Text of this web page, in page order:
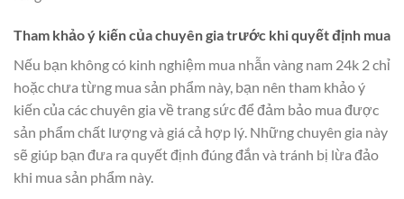
Tham khảo ý kiến của chuyên gia trước khi quyết định mua
Nếu bạn không có kinh nghiệm mua nhẫn vàng nam 24k 2 chỉ
hoặc chưa từng mua sản phẩm này, bạn nên tham khảo ý
kiến của các chuyên gia về trang sức để đảm bảo mua được
sản phẩm chất lượng và giá cả hợp lý. Những chuyên gia này
sẽ giúp bạn đưa ra quyết định đúng đắn và tránh bị lừa đảo
khi mua sản phẩm này.